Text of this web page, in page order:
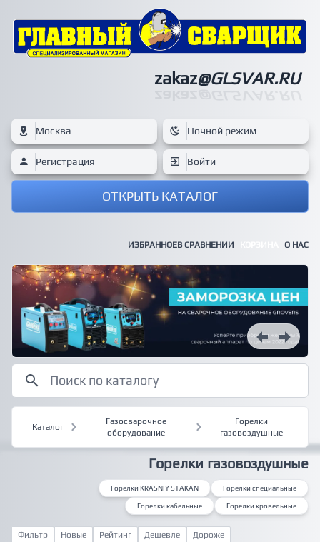
zakaz@GLSVAR.RU
Москва Ночной режим
Регистрация Войти
ОТКРЫТЬ КАТАЛОГ
ИЗБРАННОЕВ СРАВНЕНИИ О НАС
Каталог
Газосварочное
оборудование
Горелки
газовоздушные
Горелки газовоздушные
Горелки KRASNIY STAKAN Горелки специальные
Горелки кабельные Горелки кровельные
Фильтр Новые Рейтинг Дешевле Дороже